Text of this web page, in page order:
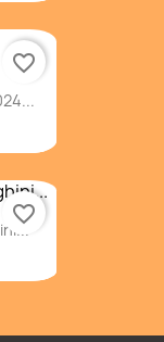
favorite_border
favorite_border